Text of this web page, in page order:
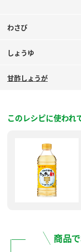
わさび
しょうゆ
甘酢しょうが
このレシピに使われ